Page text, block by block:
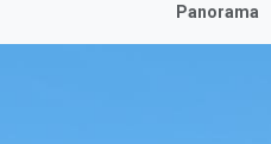
Panorama